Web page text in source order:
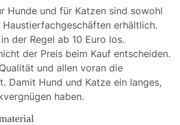
Hunde und für Katzen sind sowohl
erhältlich.
der Regel ab 10 Euro los.
der Preis beim Kauf entscheiden.
und allen voran die
Damit Hund und Katze ein langes,
haben.